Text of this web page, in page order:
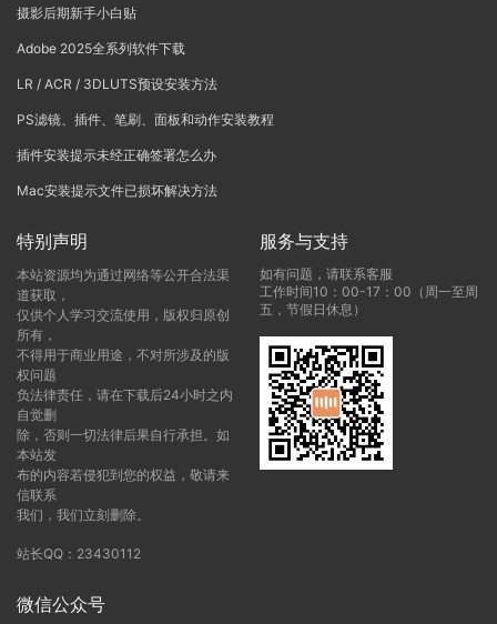
摄影后期新手小白贴
Adobe 2025全系列软件下载
LR / ACR / 3DLUTS预设安装方法
PS滤镜、插件、笔刷、面板和动作安装教程
插件安装提示未经正确签署怎么办
Mac安装提示文件已损坏解决方法
特别声明
本站资源均为通过网络等公开合法渠
道获取，
仅供个人学习交流使用，版权归原创
所有，
不得用于商业用途，不对所涉及的版
权问题
负法律责任，请在下载后24小时之内
自觉删
除，否则一切法律后果自行承担。如
本站发
布的内容若侵犯到您的权益，敬请来
信联系
我们，我们立刻删除。
站长QQ：23430112
服务与支持
如有问题，请联系客服
工作时间10：00-17：00（周一至周
五，节假日休息）
微信公众号